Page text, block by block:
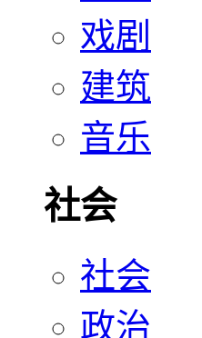
戏剧
建筑
音乐
社会
社会
政治